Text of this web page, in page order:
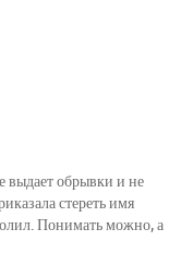
выдает обрывки и не
стереть имя
Понимать можно, а